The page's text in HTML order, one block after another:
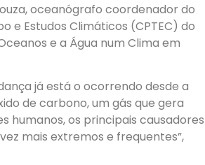
oceanógrafo coordenador do
e Estudos Climáticos (CPTEC) do
e a Água num Clima em
já está o ocorrendo desde a
de carbono, um gás que gera
humanos, os principais causadores
mais extremos e frequentes”,